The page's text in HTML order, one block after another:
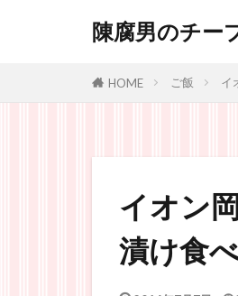
陳腐男のチー
HOME ご飯 イ
イオン
漬け食